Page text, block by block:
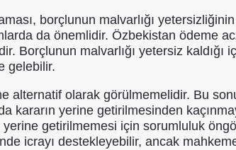
borçlunun malvarlığı
da önemlidir. Özbekistan ödeme
Borçlunun malvarlığı yetersiz kaldığı
gelebilir.
alternatif olarak görülmemelidir. Bu
kararın yerine getirilmesinden
yerine getirilmemesi için sorumluluk
icrayı destekleyebilir, ancak